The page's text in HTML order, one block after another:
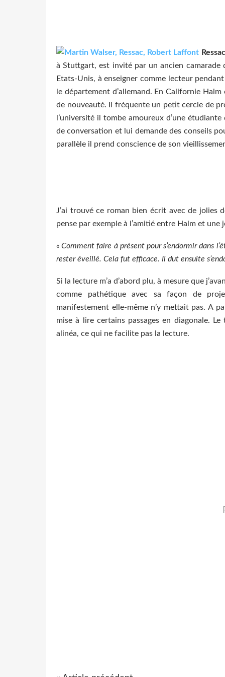
à Stuttgart, est invité par un ancien camarade
Etats-Unis, à enseigner comme lecteur
le département d’allemand. En Californie
de nouveauté. Il fréquente un petit cercle de
l’université il tombe amoureux d’une
de conversation et lui demande des conseils
parallèle il prend conscience de son
J’ai trouvé ce roman bien écrit avec de
pense par exemple à l’amitié entre Halm et
« Comment faire à présent pour s’endormir dans
rester éveillé. Cela fut efficace. Il dut ensuite
Si la lecture m’a d’abord plu, à mesure que
comme pathétique avec sa façon de
manifestement elle-même n’y mettait pas. A
mise à lire certains passages en diagonale.
alinéa, ce qui ne facilite pas la lecture.